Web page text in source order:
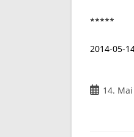
*****
2014-05-
Beitrag
14.